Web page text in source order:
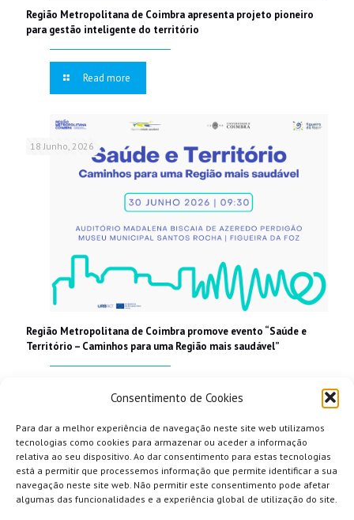
Consentimento de Cookies
Para dar a melhor experiência de navegação neste site web utilizamos
tecnologias como cookies para armazenar ou aceder a informação
relativa ao seu dispositivo. Ao dar consentimento para estas tecnologias
está a permitir que processemos informação que permite identificar a sua
navegação neste site web. Não permitir este consentimento pode afetar
algumas das funcionalidades e a experiência global de utilização do site.
Região Metropolitana de Coimbra apresenta projeto pioneiro
para gestão inteligente do território
Read more
18 Junho, 2026
Região Metropolitana de Coimbra promove evento “Saúde e
Território – Caminhos para uma Região mais saudável”
Read more